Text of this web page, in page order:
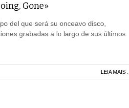
Gone»
del que será su onceavo disco,
grabadas a lo largo de sus últimos
LEIA MAIS ...